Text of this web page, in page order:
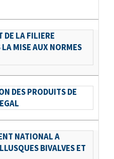
DE LA FILIERE
MISE AUX NORMES
DES PRODUITS DE
NATIONAL A
BIVALVES ET